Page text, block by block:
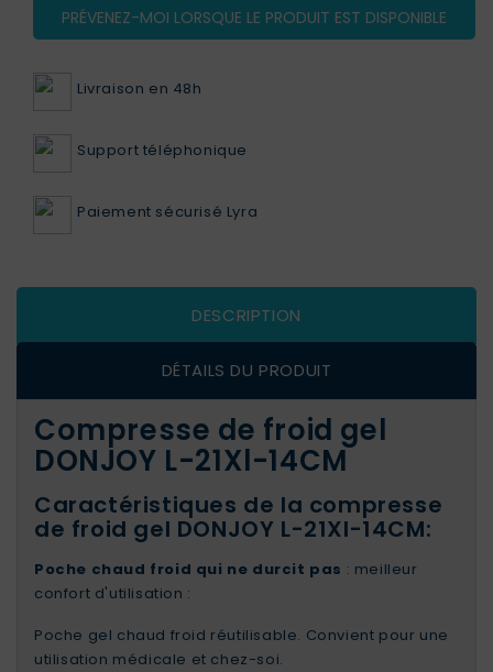
PRÉVENEZ-MOI LORSQUE LE PRODUIT EST DISPONIBLE
Livraison en 48h
Support téléphonique
Paiement sécurisé Lyra
DESCRIPTION
DÉTAILS DU PRODUIT
Compresse de froid gel
DONJOY L-21Xl-14CM
Caractéristiques de la compresse
de froid gel DONJOY L-21Xl-14CM:
Poche chaud froid qui ne durcit pas : meilleur
confort d'utilisation :
Poche gel chaud froid réutilisable. Convient pour une
utilisation médicale et chez-soi.